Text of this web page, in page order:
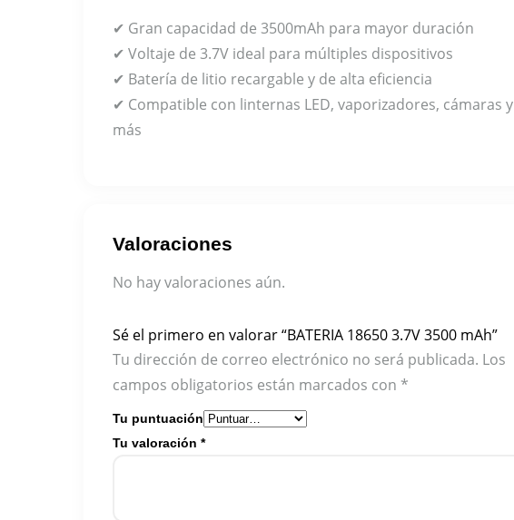
✔ Gran capacidad de 3500mAh para mayor duración
✔ Voltaje de 3.7V ideal para múltiples dispositivos
✔ Batería de litio recargable y de alta eficiencia
✔ Compatible con linternas LED, vaporizadores, cámaras y
más
Valoraciones
No hay valoraciones aún.
Sé el primero en valorar “BATERIA 18650 3.7V 3500 mAh”
Tu dirección de correo electrónico no será publicada. Los
campos obligatorios están marcados con *
Tu puntuación
Tu valoración *